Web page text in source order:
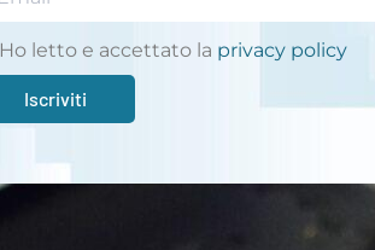
Ho letto e accettato la privacy policy
Iscriviti